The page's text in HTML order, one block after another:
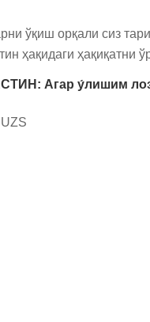
ўқиш орқали сиз
ҳақидаги ҳақиқатни
Агар у́лишим